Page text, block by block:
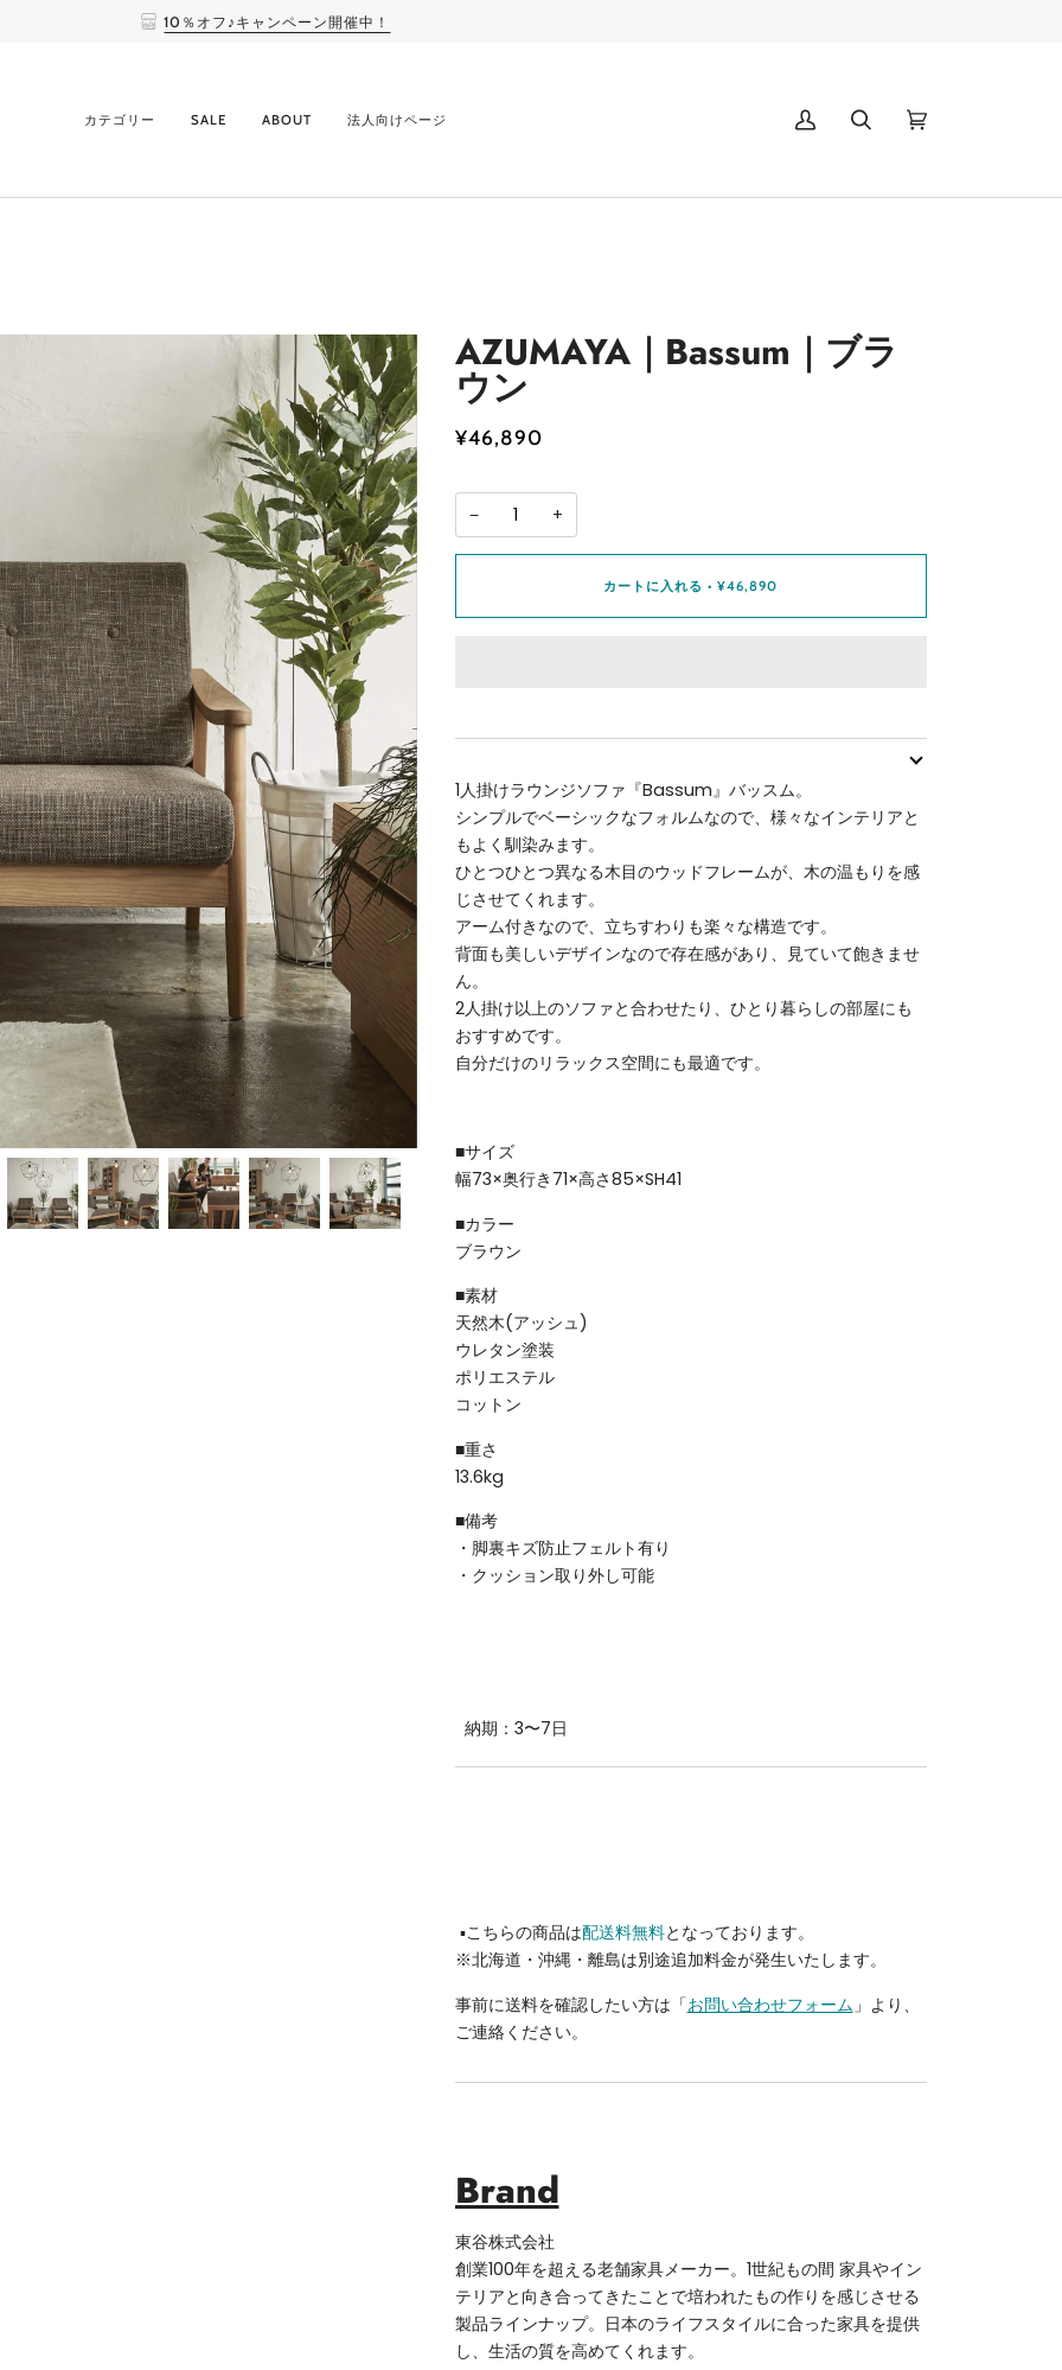
10％オフ♪キャンペーン開催中！
カテゴリー SALE ABOUT 法人向けページ
マ
AZUMAYA｜Bassum｜ブラ
ウン
¥46,890
− +
カートに入れる • ¥46,890
1人掛けラウンジソファ『Bassum』バッスム。
シンプルでベーシックなフォルムなので、様々なインテリアと
もよく馴染みます。
ひとつひとつ異なる木目のウッドフレームが、木の温もりを感
じさせてくれます。
アーム付きなので、立ちすわりも楽々な構造です。
背面も美しいデザインなので存在感があり、見ていて飽きませ
ん。
2人掛け以上のソファと合わせたり、ひとり暮らしの部屋にも
おすすめです。
自分だけのリラックス空間にも最適です。
■サイズ
幅73×奥行き71×高さ85×SH41
■カラー
ブラウン
■素材
天然木(アッシュ)
ウレタン塗装
ポリエステル
コットン
■重さ
13.6kg
■備考
・脚裏キズ防止フェルト有り
・クッション取り外し可能
納期：3〜7日
▪︎こちらの商品は配送料無料となっております。
※北海道・沖縄・離島は別途追加料金が発生いたします。
事前に送料を確認したい方は「お問い合わせフォーム 」より、
ご連絡ください。
Brand
東谷株式会社
創業100年を超える老舗家具メーカー。 1世紀もの間 家具やイン
テリアと向き合ってきたことで培われたもの作りを感じさせる
製品ラインナップ。日本のライフスタイルに合った家具を提供
し、生活の質を高めてくれます。